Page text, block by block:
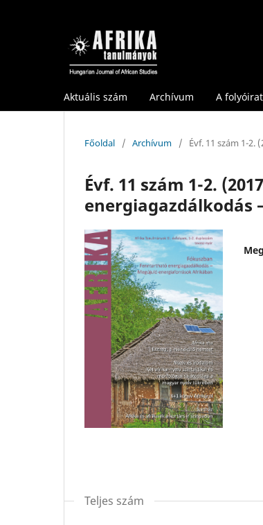
Aktuális szám Archívum A
Főoldal / Archívum / Évf. 11 szám 1-
Évf. 11 szám 1-2.
energiagazdálkodás
Teljes szám